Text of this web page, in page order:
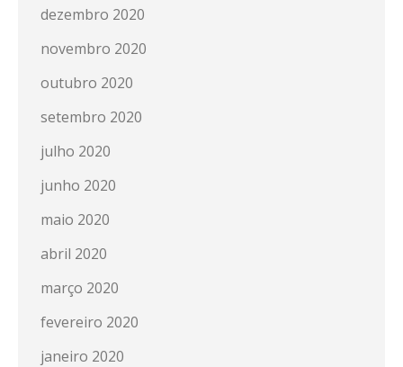
dezembro 2020
novembro 2020
outubro 2020
setembro 2020
julho 2020
junho 2020
maio 2020
abril 2020
março 2020
fevereiro 2020
janeiro 2020